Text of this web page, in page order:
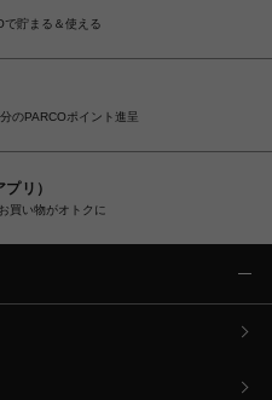
で貯まる＆使える
のPARCOポイント進呈
リ）
買い物がオトクに